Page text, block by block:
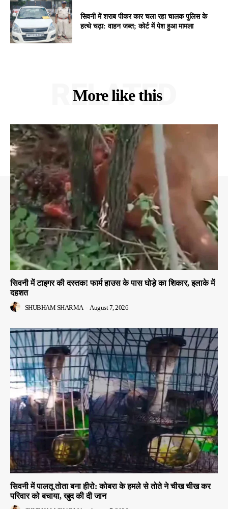
सिवनी में शराब पीकर कार चला रहा चालक पुलिस के
हत्थे चढ़ा: वाहन जब्त; कोर्ट में पेश हुआ मामला
More like this
RELATED
सिवनी में टाइगर की दस्तक! फार्म हाउस के पास घोड़े का शिकार, इलाके में
दहशत
SHUBHAM SHARMA - August 7, 2026
सिवनी में पालतू तोता बना हीरो: कोबरा के हमले से तोते ने चीख चीख कर
परिवार को बचाया, खुद की दी जान